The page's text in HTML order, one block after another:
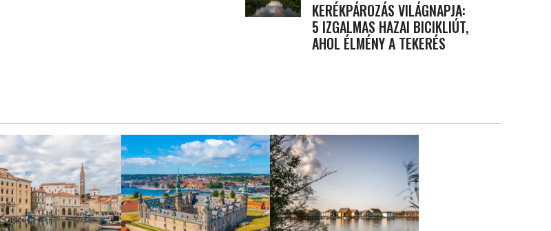
KERÉKPÁROZÁS VILÁGNAPJA:
5 IZGALMAS HAZAI BICIKLIÚT,
AHOL ÉLMÉNY A TEKERÉS